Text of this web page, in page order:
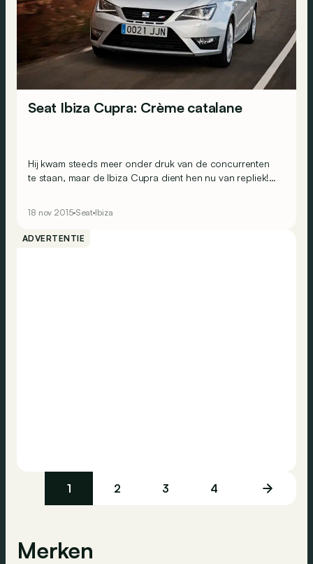
Seat Ibiza Cupra: Crème catalane
Hij kwam steeds meer onder druk van de concurrenten
te staan, maar de Ibiza Cupra dient hen nu van repliek!
de Ford Fiesta ST, Renault Clio RS, Peugeot 208 GTI en
consorten een pak voor de broek te geven?
18 nov 2015 Seat Ibiza
ADVERTENTIE
1 2 3 4
Merken